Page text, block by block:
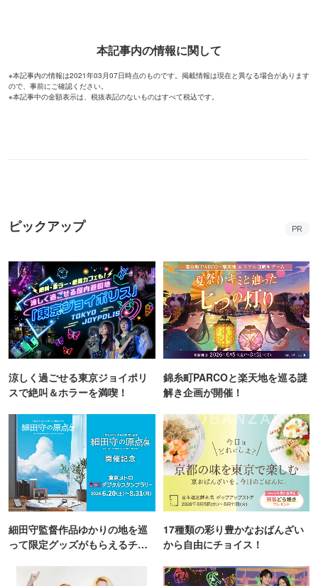
本記事内の情報に関して
※本記事内の情報は2021年03月07日時点のものです。掲載情報は現在と異なる場合があります
ので、事前にご確認ください。
※本記事中の金額表示は、税抜表記のないものはすべて税込です。
ピックアップ PR
涼しく過ごせる東京ジョイポリ
スで絶叫＆ホラーを満喫！
錦糸町PARCOと楽天地を巡る謎
解き企画が開催！
細田守監督作品ゆかりの地を巡
って限定グッズがもらえるチャ
17種類の彩り豊かなおばんざい
から自由にチョイス！